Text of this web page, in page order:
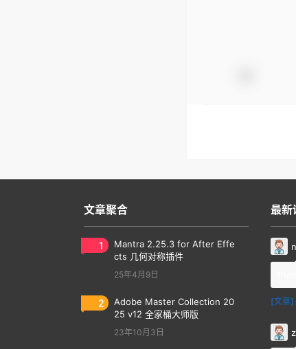
文章聚合
1
Mantra 2.25.3 for After Effe
cts 几何对称插件
25年4月9日
2
Adobe Master Collection 20
25 v12 全家桶大师版
23年10月3日
最新
[文章]